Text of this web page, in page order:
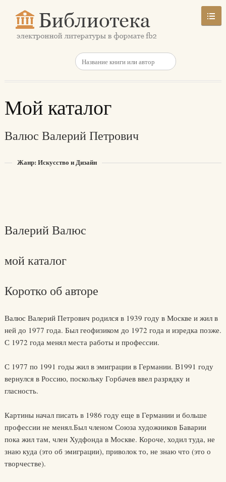
Мой каталог
Валюс Валерий Петрович
Жанр: Искусство и Дизайн
Валерий Валюс
мой каталог
Коротко об авторе
Валюс Валерий Петрович родился в 1939 году в Москве и жил в
ней до 1977 года. Был геофизиком до 1972 года и изредка позже.
С 1972 года менял места работы и профессии.
С 1977 по 1991 годы жил в эмиграции в Германии. В1991 году
вернулся в Россию, поскольку Горбачев ввел разрядку и
гласность.
Картины начал писать в 1986 году еще в Германии и больше
профессии не менял.Был членом Союза художников Баварии
пока жил там, член Худфонда в Москве. Короче, ходил туда, не
знаю куда (это об эмиграции), приволок то, не знаю что (это о
творчестве).